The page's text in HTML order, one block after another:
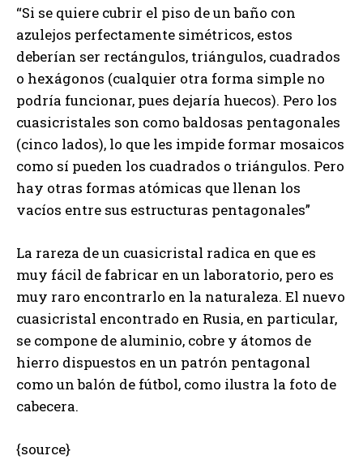
“Si se quiere cubrir el piso de un baño con
azulejos perfectamente simétricos, estos
deberían ser rectángulos, triángulos, cuadrados
o hexágonos (cualquier otra forma simple no
podría funcionar, pues dejaría huecos). Pero los
cuasicristales son como baldosas pentagonales
(cinco lados), lo que les impide formar mosaicos
como sí pueden los cuadrados o triángulos. Pero
hay otras formas atómicas que llenan los
vacíos entre sus estructuras pentagonales”
La rareza de un cuasicristal radica en que es
muy fácil de fabricar en un laboratorio, pero es
muy raro encontrarlo en la naturaleza. El nuevo
cuasicristal encontrado en Rusia, en particular,
se compone de aluminio, cobre y átomos de
hierro dispuestos en un patrón pentagonal
como un balón de fútbol, como ilustra la foto de
cabecera.
{source}